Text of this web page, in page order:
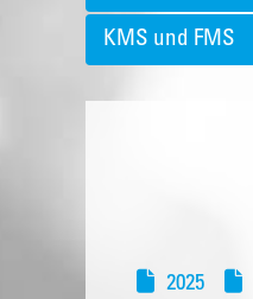
KMS und FMS
2025